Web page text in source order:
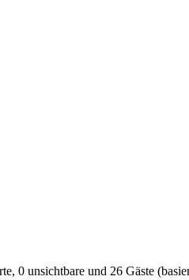
0 unsichtbare und 26 Gäste